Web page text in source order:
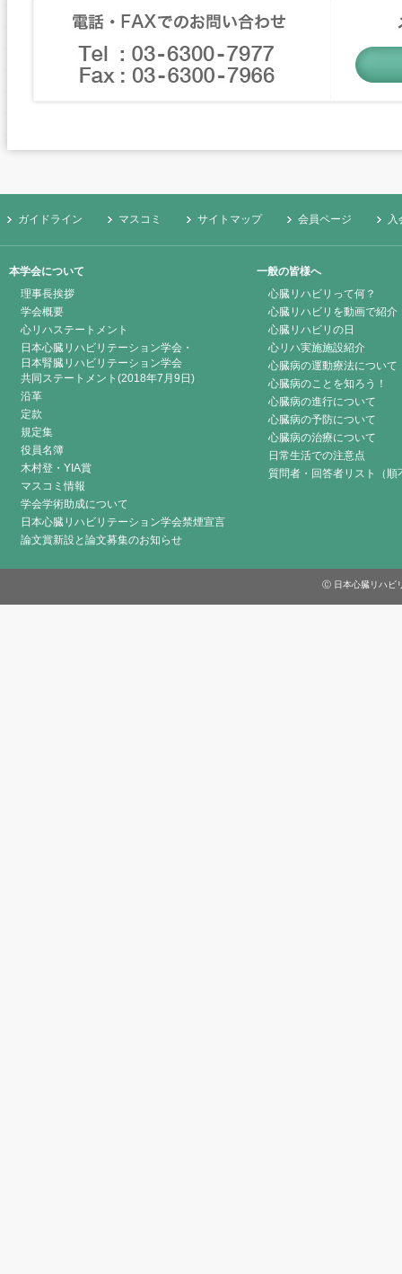
ガイドライン マスコミ サイトマップ 会員ページ 入
本学会について
理事長挨拶
学会概要
心リハステートメント
日本心臓リハビリテーション学会・
日本腎臓リハビリテーション学会
共同ステートメント(2018年7月9日)
沿革
定款
規定集
役員名簿
木村登・YIA賞
マスコミ情報
学会学術助成について
日本心臓リハビリテーション学会禁煙宣言
論文賞新設と論文募集のお知らせ
一般の皆様へ
心臓リハビリって何？
心臓リハビリを動画で紹介
心臓リハビリの日
心リハ実施施設紹介
心臓病の運動療法について
心臓病のことを知ろう！
心臓病の進行について
心臓病の予防について
心臓病の治療について
日常生活での注意点
質問者・回答者リスト（順
Ⓒ 日本心臓リハビ